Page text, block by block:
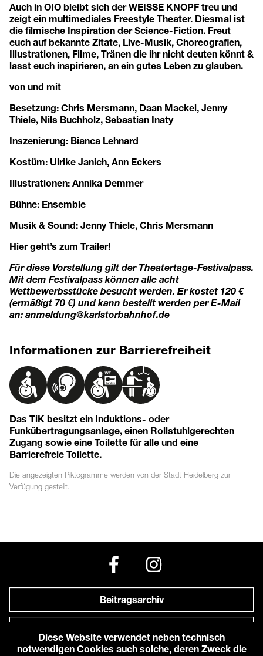
Auch in OIO bleibt sich der WEISSE KNOPF treu und
zeigt ein multimediales Freestyle Theater. Diesmal ist
die filmische Inspiration der Science-Fiction. Freut
euch auf bekannte Zitate, Live-Musik, Choreografien,
Illustrationen, Filme, Tränen die ihr nicht deuten könnt &
lasst euch inspirieren, an ein gutes Leben zu glauben.
von und mit
Besetzung: Chris Mersmann, Daan Mackel, Jenny
Thiele, Nils Buchholz, Sebastian Inaty
Inszenierung: Bianca Lehnard
Kostüm: Ulrike Janich, Ann Eckers
Illustrationen: Annika Demmer
Bühne: Ensemble
Musik & Sound: Jenny Thiele, Chris Mersmann
Hier geht’s zum Trailer!
Für diese Vorstellung gilt der Theatertage-Festivalpass.
Mit dem Festivalpass können alle acht
Wettbewerbsstücke besucht werden. Er kostet 120 €
(ermäßigt 70 €) und kann bestellt werden per E-Mail
an: anmeldung@karlstorbahnhof.de
Informationen zur Barrierefreiheit
Das TiK besitzt ein Induktions- oder
Funkübertragungsanlage, einen Rollstuhlgerechten
Zugang sowie eine Toilette für alle und eine
Barrierefreie Toilette.
Die angezeigten Piktogramme werden von der Stadt Heidelberg zur
Verfügung gestellt.
Beitragsarchiv
Diese Website verwendet neben technisch
notwendigen Cookies auch solche, deren Zweck die